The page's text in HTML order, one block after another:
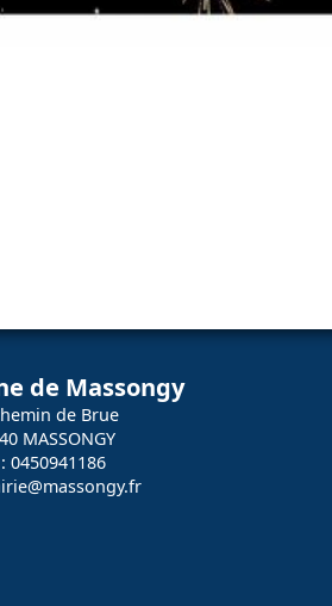
de Massongy
de Brue
MASSONGY
: 0450941186